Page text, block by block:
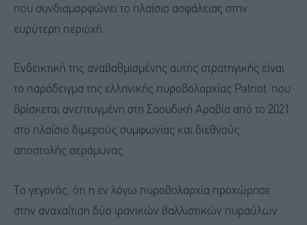
που συνδιαμορφώνει το πλαίσιο ασφάλειας στην
ευρύτερη περιοχή.
Ενδεικτική της αναβαθμισμένης αυτής στρατηγικής είναι
το παράδειγμα της ελληνικής πυροβολαρχίας Patriot, που
βρίσκεται ανεπτυγμένη στη Σαουδική Αραβία από το 2021
στο πλαίσιο διμερούς συμφωνίας και διεθνούς
αποστολής αεράμυνας.
Το γεγονός, ότι η εν λόγω πυροβολαρχία προχώρησε
στην αναχαίτιση δύο ιρανικών βαλλιστικών πυραύλων